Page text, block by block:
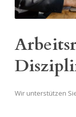
Wir unterstützen